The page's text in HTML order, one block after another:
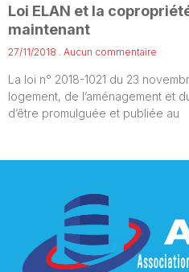
Loi ELAN et la
maintenant
27/11/2018 Aucun commentaire
La loi n° 2018-1021 du 23
logement, de l’aménagement et
d’être promulguée et publiée au